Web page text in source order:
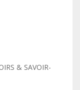
& SAVOIR-